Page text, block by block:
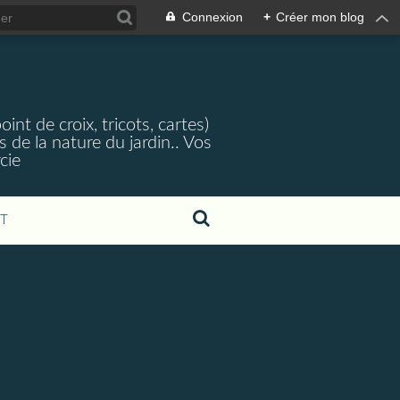
Connexion + Créer mon blog
de croix, tricots, cartes)
de la nature du jardin.. Vos